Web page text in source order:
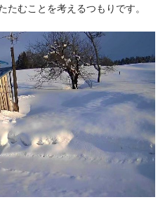
むことを考えるつもりです。